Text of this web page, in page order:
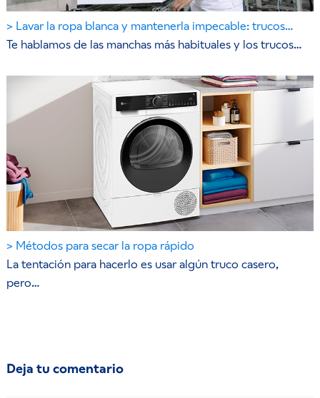
Lavar la ropa blanca y mantenerla impecable: trucos…
Te hablamos de las manchas más habituales y los trucos…
Métodos para secar la ropa rápido
La tentación para hacerlo es usar algún truco casero,
pero…
Deja tu comentario